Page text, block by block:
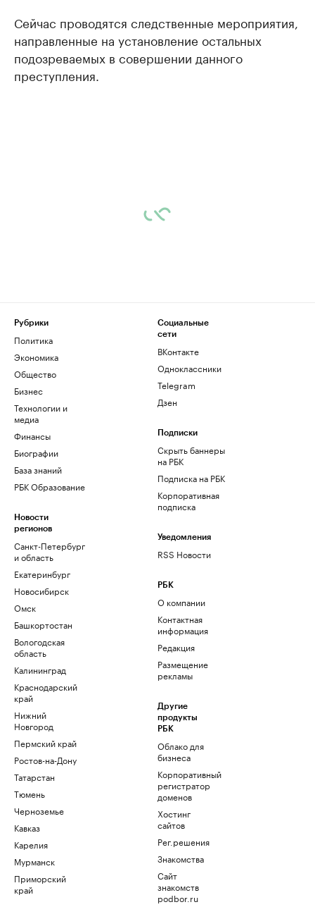
Сейчас проводятся следственные мероприятия,
направленные на установление остальных
подозреваемых в совершении данного
преступления.
Рубрики
Политика
Экономика
Общество
Бизнес
Технологии и
медиа
Финансы
Биографии
База знаний
РБК Образование
Новости
регионов
Санкт-Петербург
и область
Екатеринбург
Новосибирск
Омск
Башкортостан
Вологодская
область
Калининград
Краснодарский
край
Нижний
Новгород
Пермский край
Ростов-на-Дону
Татарстан
Тюмень
Черноземье
Кавказ
Карелия
Мурманск
Приморский
край
Социальные
сети
ВКонтакте
Одноклассники
Telegram
Дзен
Подписки
Скрыть баннеры
на РБК
Подписка на РБК
Корпоративная
подписка
Уведомления
RSS Новости
РБК
О компании
Контактная
информация
Редакция
Размещение
рекламы
Другие
продукты
РБК
Облако для
бизнеса
Корпоративный
регистратор
доменов
Хостинг
сайтов
Рег.решения
Знакомства
Сайт
знакомств
podbor.ru